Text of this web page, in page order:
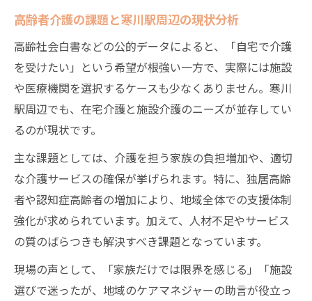
高齢者介護の課題と寒川駅周辺の現状分析
高齢社会白書などの公的データによると、「自宅で介護
を受けたい」という希望が根強い一方で、実際には施設
や医療機関を選択するケースも少なくありません。寒川
駅周辺でも、在宅介護と施設介護のニーズが並存してい
るのが現状です。
主な課題としては、介護を担う家族の負担増加や、適切
な介護サービスの確保が挙げられます。特に、独居高齢
者や認知症高齢者の増加により、地域全体での支援体制
強化が求められています。加えて、人材不足やサービス
の質のばらつきも解決すべき課題となっています。
現場の声として、「家族だけでは限界を感じる」「施設
選びで迷ったが、地域のケアマネジャーの助言が役立っ